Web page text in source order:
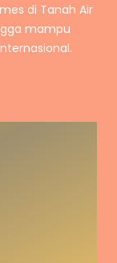
di Tanah Air
mampu